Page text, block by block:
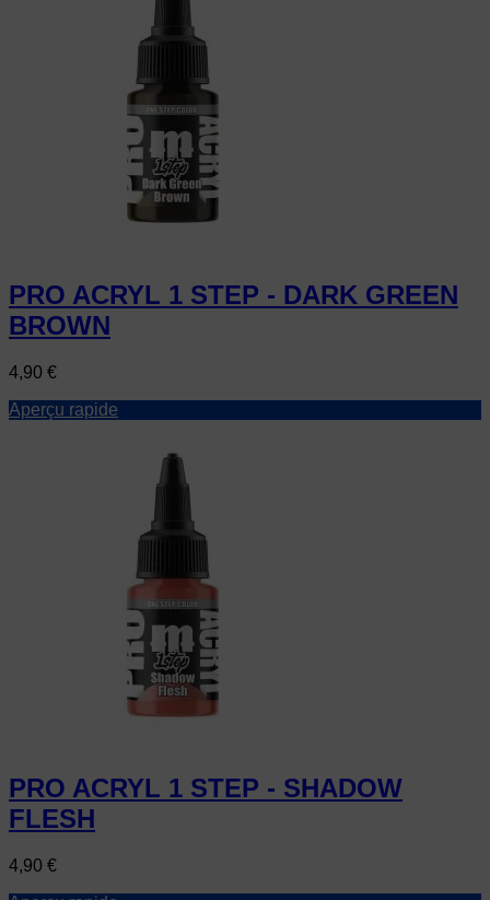
PRO ACRYL 1 STEP - DARK GREEN
BROWN
Prix
4,90 €
Aperçu rapide
PRO ACRYL 1 STEP - SHADOW
FLESH
Prix
4,90 €